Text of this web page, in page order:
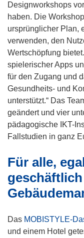
s
t
e
r
)
Designworkshops
haben. Die
ursprünglicher Plan,
verwenden, den
Wertschöpfung
spielerischer Apps
für den Zugang und
Gesundheits- und
unterstützt.“ Das
geändert und vier
pädagogische IKT-
Fallstudien in ganz
Für alle,
Das MOBISTYLE-
und einem Hotel